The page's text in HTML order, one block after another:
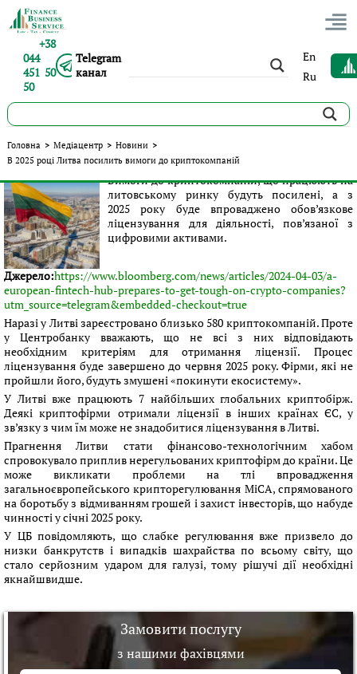
+38
044
451 50
50
Telegram
канал
En
Ru
Головна > Медіацентр > Новини >
В 2025 році Литва посилить вимоги до криптокомпаній
В 2025 році Литва посилить вимоги до криптокомпаній
Опубліковано: Іванна Петренко | 05.04.2024 | Новини
Вимоги до криптокомпаній, що працюють на
литовському ринку будуть посилені, а з
2025 року буде впроваджено обов’язкове
ліцензування для діяльності, пов’язаної з
цифровими активами.
Джерело:https://www.bloomberg.com/news/articles/2024-04-03/a-
european-fintech-hub-prepares-to-get-tough-on-crypto-companies?
utm_source=telegram&embedded-checkout=true
Наразі у Литві зареєстровано близько 580 криптокомпаній. Проте
у Центробанку вважають, що не всі з них відповідають
необхідним критеріям для отримання ліцензії. Процес
ліцензування буде завершено до червня 2025 року. Фірми, які не
пройшли його, будуть змушені «покинути екосистему».
У Литві вже працюють 7 найбільших глобальних криптобірж.
Деякі криптофірми отримали ліцензії в інших країнах ЄС, у
зв’язку з чим їм може не знадобитися ліцензування в Литві.
Прагнення Литви стати фінансово-технологічним хабом
спровокувало приплив нерегульованих криптофірм до країни. Це
може викликати проблеми на тлі впровадження
загальноєвропейського крипторегулювання MiCA, спрямованого
на боротьбу з відмиванням грошей і захист інвесторів, що набуде
чинності у січні 2025 року.
У ЦБ повідомляють, що слабке регулювання вже призвело до
низки банкрутств і випадків шахрайства по всьому світу, що
стало серйозним ударом для галузі, тому рішучі дії необхідні
якнайшвидше.
Замовити послугу
з нашими фахівцями